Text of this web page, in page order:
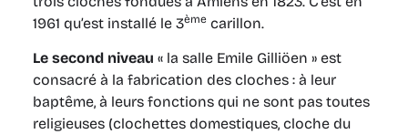
1961 qu’est installé le 3ème carillon.
Le second niveau « la salle Emile Gilliöen » est
consacré à la fabrication des cloches : à leur
baptême, à leurs fonctions qui ne sont pas toutes
religieuses (clochettes domestiques, cloche du